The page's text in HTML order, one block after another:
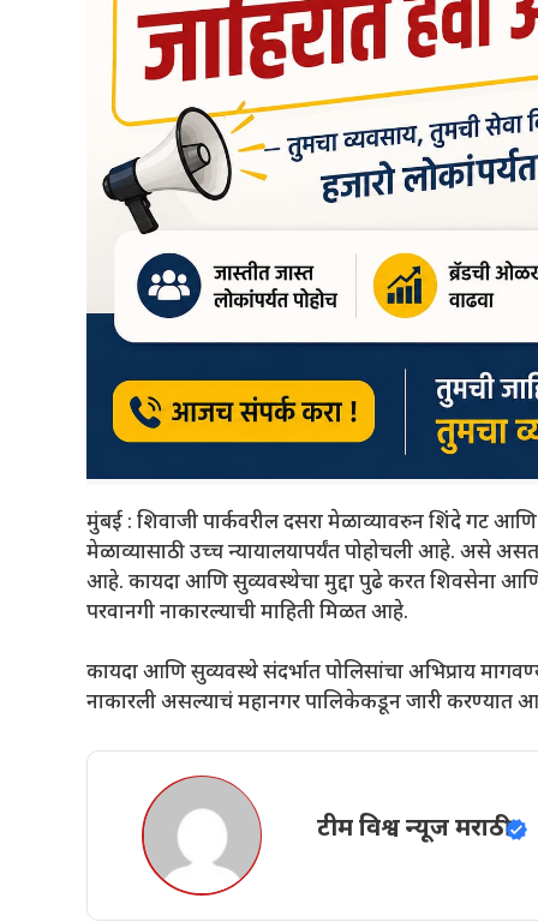
मुंबई : शिवाजी पार्कवरील दसरा मेळाव्यावरुन शिंदे गट
मेळाव्यासाठी उच्च न्यायालयापर्यंत पोहोचली आहे. असे
आहे. कायदा आणि सुव्यवस्थेचा मुद्दा पुढे करत शिवसेना आणि
परवानगी नाकारल्याची माहिती मिळत आहे.
कायदा आणि सुव्यवस्थे संदर्भात पोलिसांचा अभिप्राय
नाकारली असल्याचं महानगर पालिकेकडून जारी करण्यात
टीम विश्व न्यूज मराठी